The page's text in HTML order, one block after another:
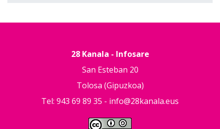
28 Kanala - Infosare
San Esteban 20
Tolosa (Gipuzkoa)
Tel: 943 69 89 35 - info@28kanala.eus